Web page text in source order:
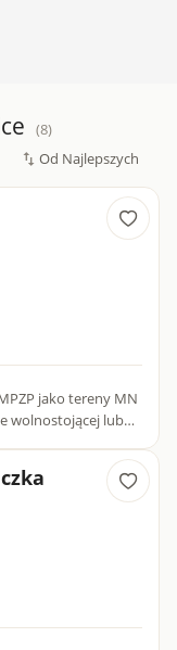
(8)
jako tereny MN
wolnostojącej lub